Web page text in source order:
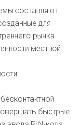
составляют
для
рынка
местной
быстрые